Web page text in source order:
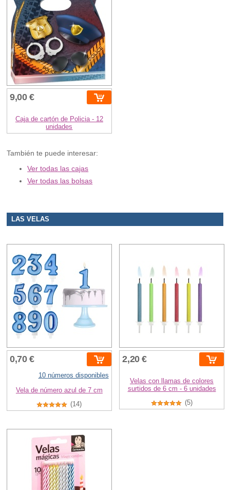
9,00 €
Caja de cartón de Policia - 12
unidades
También te puede interesar:
Ver todas las cajas
Ver todas las bolsas
LAS VELAS
0,70 €
10 números disponibles
Vela de número azul de 7 cm
(14)
2,20 €
Velas con llamas de colores
surtidos de 6 cm - 6 unidades
(5)